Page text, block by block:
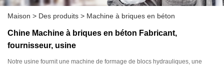
Maison > Des produits > Machine à briques en béton
Chine Machine à briques en béton Fabricant,
fournisseur, usine
Notre usine fournit une machine de formage de blocs hydrauliques, une